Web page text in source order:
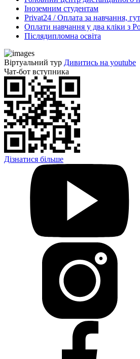
Іноземним студентам
Privat24 / Оплата за навчання,
Оплати навчання у два кліки з
Післядипломна освіта
Віртуальний тур Дивитись на youtube
Чат-бот вступника
Дізнатися більше